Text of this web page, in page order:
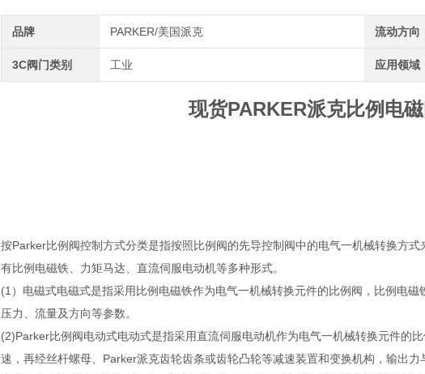
品牌 PARKER/美国派克 流动方向
3C阀门类别 工业 应用领域
现货PARKER派克比例电
按Parker比例阀控制方式分类是指按照比例阀的先导控制阀中的电气一机械转换方式
有比例电磁铁、力矩马达、直流伺服电动机等多种形式。
(1）电磁式电磁式是指采用比例电磁铁作为电气一机械转换元件的比例阀，比例电
压力、流量及方向等参数。
(2)Parker比例阀电动式电动式是指采用直流伺服电动机作为电气一机械转换元件的
速，再经丝杆螺母、Parker派克齿轮齿条或齿轮凸轮等减速装置和变换机构，输出